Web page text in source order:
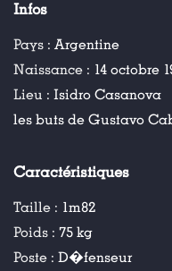
Infos
Pays : Argentine
Naissance : 14 octobre
Lieu : Isidro Casanova
les buts de Gustavo
Caractéristiques
Taille : 1m82
Poids : 75 kg
Poste : D�fenseur